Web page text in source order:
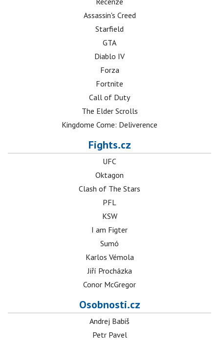
Assassin's Creed
Starfield
GTA
Diablo IV
Forza
Fortnite
Call of Duty
The Elder Scrolls
Kingdome Come: Deliverence
Fights.cz
UFC
Oktagon
Clash of The Stars
PFL
KSW
I am Figter
Sumó
Karlos Vémola
Jiří Procházka
Conor McGregor
Osobnosti.cz
Andrej Babiš
Petr Pavel